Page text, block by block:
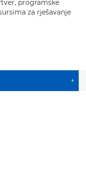
programske
za rješavanje
+